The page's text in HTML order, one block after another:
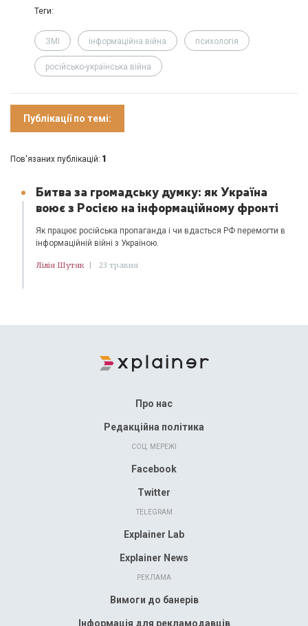
Теги:
ЗМІ інформаційна війна психологія
російсько-українська війна
Публікації по темі:
Пов'язаних публікацій: 1
Битва за громадську думку: як Україна
воює з Росією на інформаційному фронті
Як працює російська пропаганда і чи вдасться РФ перемогти в
інформаційній війні з Україною.
Лілія Шутяк 23 травня
Про нас
Редакційна політика
СОЦ. МЕРЕЖІ
Facebook
Twitter
TELEGRAM
Explainer Lab
Explainer News
РЕКЛАМА
Вимоги до банерів
Інформація для рекламодавців